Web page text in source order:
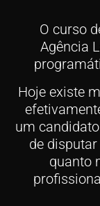
O curso
Agência
Hoje existe
um
de
quanto